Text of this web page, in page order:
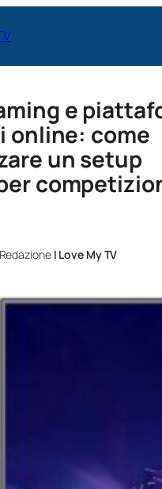
e
online: come
un setup
Redazione I Love My TV